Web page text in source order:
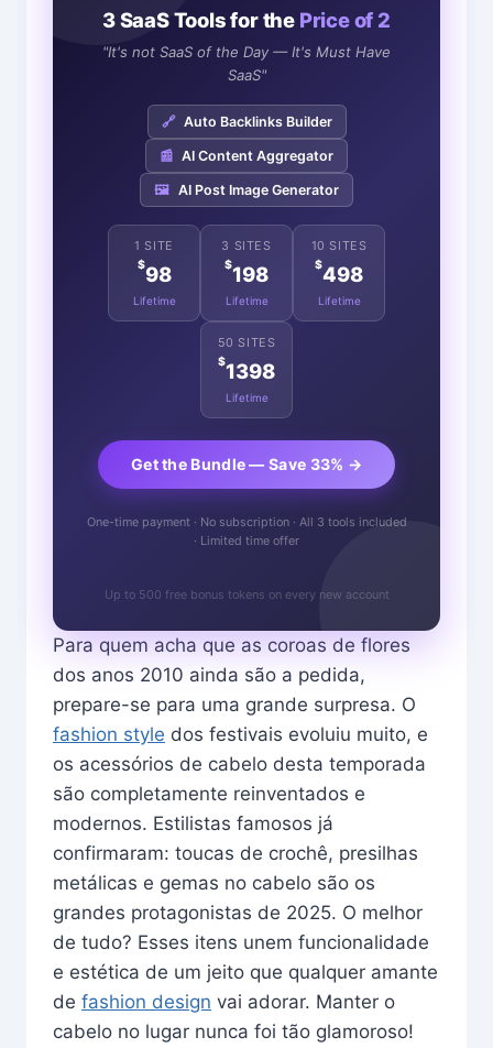
3 SaaS Tools for the Price of 2
"It's not SaaS of the Day — It's Must Have
SaaS"
🔗 Auto Backlinks Builder
📰 AI Content Aggregator
🖼️ AI Post Image Generator
1 SITE
$98
Lifetime
3 SITES
$198
Lifetime
10 SITES
$498
Lifetime
50 SITES
$1398
Lifetime
Get the Bundle — Save 33% →
One-time payment · No subscription · All 3 tools included
· Limited time offer
Up to 500 free bonus tokens on every new account
Para quem acha que as coroas de flores
dos anos 2010 ainda são a pedida,
prepare-se para uma grande surpresa. O
fashion style dos festivais evoluiu muito, e
os acessórios de cabelo desta temporada
são completamente reinventados e
modernos. Estilistas famosos já
confirmaram: toucas de crochê, presilhas
metálicas e gemas no cabelo são os
grandes protagonistas de 2025. O melhor
de tudo? Esses itens unem funcionalidade
e estética de um jeito que qualquer amante
de fashion design vai adorar. Manter o
cabelo no lugar nunca foi tão glamoroso!